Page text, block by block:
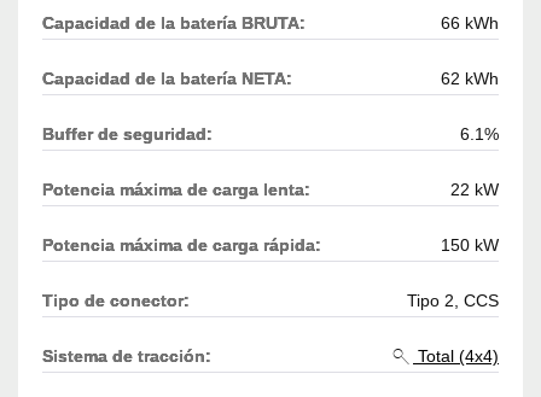
Capacidad de la batería BRUTA: 66 kWh
Capacidad de la batería NETA: 62 kWh
Buffer de seguridad: 6.1%
Potencia máxima de carga lenta: 22 kW
Potencia máxima de carga rápida: 150 kW
Tipo de conector: Tipo 2, CCS
Sistema de tracción: Total (4x4)